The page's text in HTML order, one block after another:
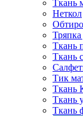
Ткань
Неткол
Тряпка
Ткань
Ткань
Тик
Ткань
Ткань
Ткань